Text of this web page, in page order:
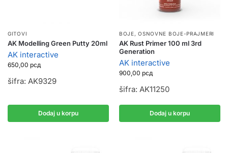
GITOVI
AK Modelling Green Putty 20ml
AK interactive
650,00 рсд
šifra: AK9329
Dodaj u korpu
BOJE,OSNOVNE BOJE-PRAJMERI
AK Rust Primer 100 ml 3rd
Generation
AK interactive
900,00 рсд
šifra: AK11250
Dodaj u korpu